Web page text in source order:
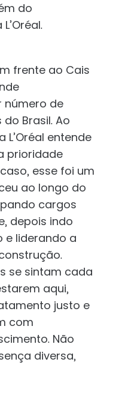
do
frente ao Cais
número de
Brasil. Ao
entende
prioridade
esse foi um
ao longo do
cargos
depois indo
e liderando a
se sintam cada
aqui,
justo e
com
Não
diversa,